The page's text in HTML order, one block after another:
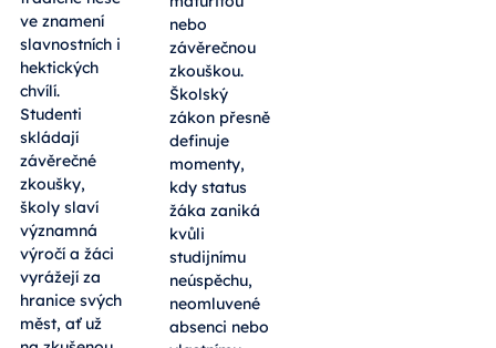
ve znamení
slavnostních i
hektických
chvílí.
Studenti
skládají
závěrečné
zkoušky,
školy slaví
významná
výročí a žáci
vyrážejí za
hranice svých
měst, ať už
nebo
závěrečnou
zkouškou.
Školský
zákon přesně
definuje
momenty,
kdy status
žáka zaniká
kvůli
studijnímu
neúspěchu,
neomluvené
absenci nebo